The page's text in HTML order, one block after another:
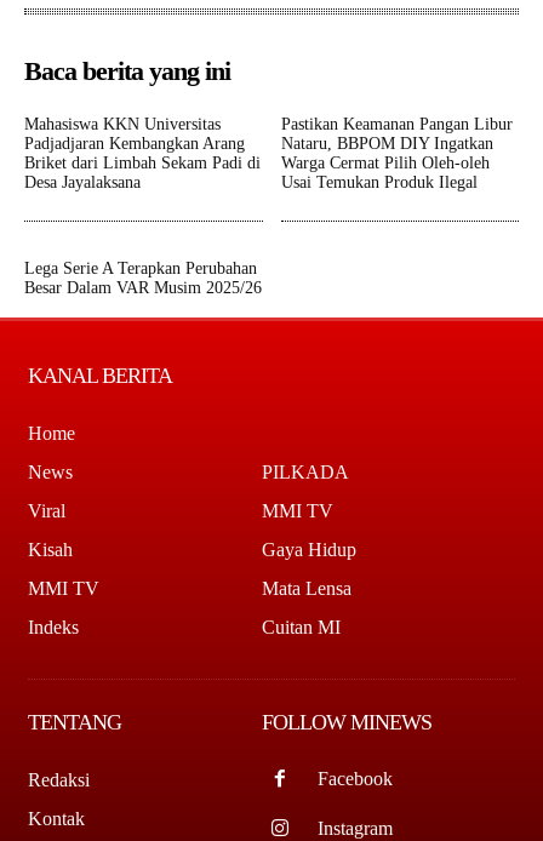
Baca berita yang ini
Mahasiswa KKN Universitas
Padjadjaran Kembangkan Arang
Briket dari Limbah Sekam Padi di
Desa Jayalaksana
Pastikan Keamanan Pangan Libur
Nataru, BBPOM DIY Ingatkan
Warga Cermat Pilih Oleh-oleh
Usai Temukan Produk Ilegal
Lega Serie A Terapkan Perubahan
Besar Dalam VAR Musim 2025/26
KANAL BERITA
Home
News
Viral
Kisah
MMI TV
Indeks
PILKADA
MMI TV
Gaya Hidup
Mata Lensa
Cuitan MI
TENTANG
Redaksi
Kontak
FOLLOW MINEWS
Facebook
Instagram